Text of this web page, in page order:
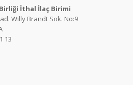
Birliği İthal İlaç Birimi
Willy Brandt Sok. No:9
13